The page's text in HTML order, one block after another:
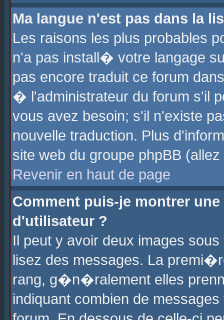
Ma langue n'est pas dans la
Les raisons les plus probables
n'a pas install� votre langage
pas encore traduit ce forum
� l'administrateur du forum s'il
vous avez besoin; s'il n'existe
nouvelle traduction. Plus
site web du groupe phpBB
Revenir en haut de page
Comment puis-je montrer
d'utilisateur ?
Il peut y avoir deux images
lisez des messages. La
rang, g�n�ralement elles
indiquant combien de